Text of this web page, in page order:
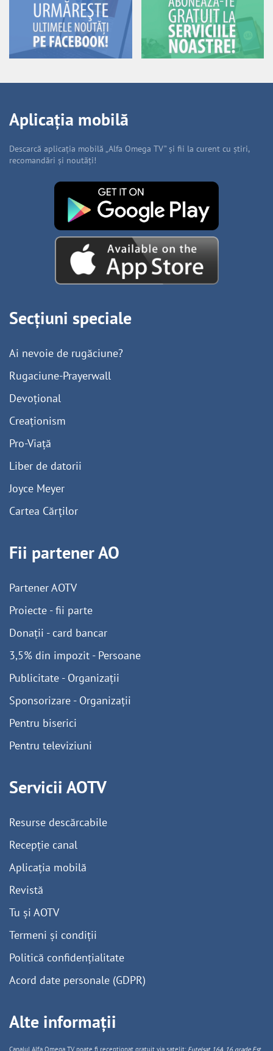
Aplicația mobilă
Descarcă aplicația mobilă „Alfa Omega TV” și fii la curent cu știri,
recomandări și noutăți!
Secțiuni speciale
Ai nevoie de rugăciune?
Rugaciune-Prayerwall
Devoțional
Creaționism
Pro-Viață
Liber de datorii
Joyce Meyer
Cartea Cărților
Fii partener AO
Partener AOTV
Proiecte - fii parte
Donații - card bancar
3,5% din impozit - Persoane
Publicitate - Organizații
Sponsorizare - Organizații
Pentru biserici
Pentru televiziuni
Servicii AOTV
Resurse descărcabile
Recepție canal
Aplicația mobilă
Revistă
Tu și AOTV
Termeni și condiții
Politică confidențialitate
Acord date personale (GDPR)
Alte informații